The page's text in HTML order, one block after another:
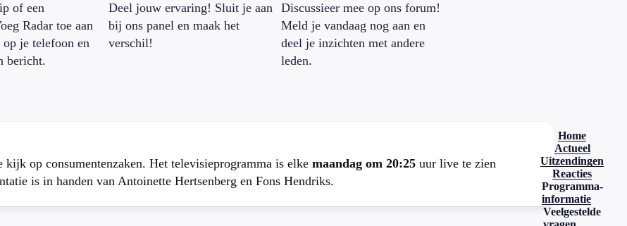
of een
Radar toe aan
op je telefoon en
bericht.
Deel jouw ervaring! Sluit je aan
bij ons panel en maak het
verschil!
Discussieer mee op ons forum!
Meld je vandaag nog aan en
deel je inzichten met andere
leden.
op consumentenzaken. Het televisieprogramma is elke maandag om 20:25 uur live te zien
is in handen van Antoinette Hertsenberg en Fons Hendriks.
Home
Actueel
Uitzendingen
Reacties
Programma-
informatie
Veelgestelde